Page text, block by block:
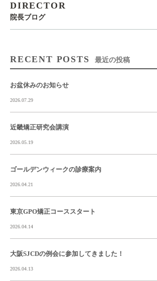
DIRECTOR
院長ブログ
RECENT POSTS 最近の投稿
お盆休みのお知らせ
2026.07.29
近畿矯正研究会講演
2026.05.19
ゴールデンウィークの診療案内
2026.04.21
東京GPO矯正コーススタート
2026.04.14
大阪SJCDの例会に参加してきました！
2026.04.13